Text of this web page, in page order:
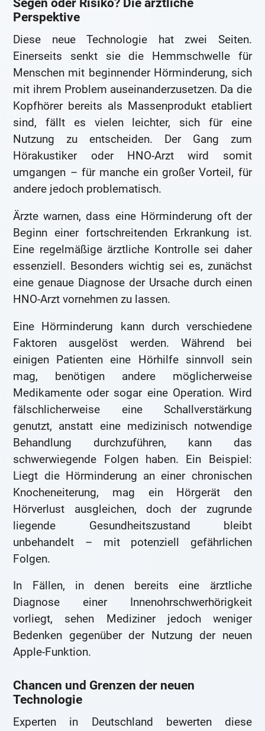
Segen oder Risiko? Die ärztliche
Perspektive
Diese neue Technologie hat zwei Seiten.
Einerseits senkt sie die Hemmschwelle für
Menschen mit beginnender Hörminderung, sich
mit ihrem Problem auseinanderzusetzen. Da die
Kopfhörer bereits als Massenprodukt etabliert
sind, fällt es vielen leichter, sich für eine
Nutzung zu entscheiden. Der Gang zum
Hörakustiker oder HNO-Arzt wird somit
umgangen – für manche ein großer Vorteil, für
andere jedoch problematisch.
Ärzte warnen, dass eine Hörminderung oft der
Beginn einer fortschreitenden Erkrankung ist.
Eine regelmäßige ärztliche Kontrolle sei daher
essenziell. Besonders wichtig sei es, zunächst
eine genaue Diagnose der Ursache durch einen
HNO-Arzt vornehmen zu lassen.
Eine Hörminderung kann durch verschiedene
Faktoren ausgelöst werden. Während bei
einigen Patienten eine Hörhilfe sinnvoll sein
mag, benötigen andere möglicherweise
Medikamente oder sogar eine Operation. Wird
fälschlicherweise eine Schallverstärkung
genutzt, anstatt eine medizinisch notwendige
Behandlung durchzuführen, kann das
schwerwiegende Folgen haben. Ein Beispiel:
Liegt die Hörminderung an einer chronischen
Knocheneiterung, mag ein Hörgerät den
Hörverlust ausgleichen, doch der zugrunde
liegende Gesundheitszustand bleibt
unbehandelt – mit potenziell gefährlichen
Folgen.
In Fällen, in denen bereits eine ärztliche
Diagnose einer Innenohrschwerhörigkeit
vorliegt, sehen Mediziner jedoch weniger
Bedenken gegenüber der Nutzung der neuen
Apple-Funktion.
Chancen und Grenzen der neuen
Technologie
Experten in Deutschland bewerten diese